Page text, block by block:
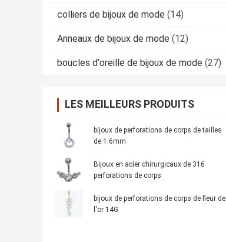
colliers de bijoux de mode (14)
Anneaux de bijoux de mode (12)
boucles d'oreille de bijoux de mode (27)
LES MEILLEURS PRODUITS
bijoux de perforations de corps de tailles
de 1.6mm
Bijoux en acier chirurgicaux de 316
perforations de corps
bijoux de perforations de corps de fleur de
l'or 14G